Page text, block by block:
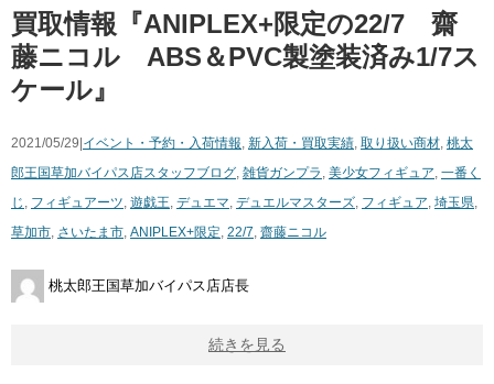
買取情報『ANIPLEX+限定の22/7 齋
藤ニコル ABS＆PVC製塗装済み1/7ス
ケール』
2021/05/29| イベント・予約・入荷情報, 新入荷・買取実績, 取り扱い商材, 桃太
郎王国草加バイパス店スタッフブログ, 雑貨ガンプラ , 美少女フィギュア, 一番く
じ , フィギュアーツ, 遊戯王, デュエマ, デュエルマスターズ, フィギュア, 埼玉県,
草加市, さいたま市, ANIPLEX+限定, 22/7, 齋藤ニコル
桃太郎王国草加バイパス店店長
続きを見る